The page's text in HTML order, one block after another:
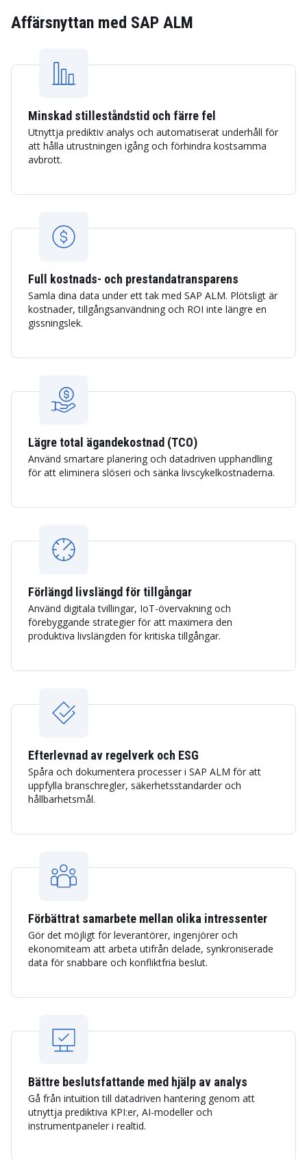
Affärsnyttan med SAP ALM
Minskad stilleståndstid och färre fel
Utnyttja prediktiv analys och automatiserat underhåll för
att hålla utrustningen igång och förhindra kostsamma
avbrott.
Full kostnads- och prestandatransparens
Samla dina data under ett tak med SAP ALM. Plötsligt är
kostnader, tillgångsanvändning och ROI inte längre en
gissningslek.
Lägre total ägandekostnad (TCO)
Använd smartare planering och datadriven upphandling
för att eliminera slöseri och sänka livscykelkostnaderna.
Förlängd livslängd för tillgångar
Använd digitala tvillingar, IoT-övervakning och
förebyggande strategier för att maximera den
produktiva livslängden för kritiska tillgångar.
Efterlevnad av regelverk och ESG
Spåra och dokumentera processer i SAP ALM för att
uppfylla branschregler, säkerhetsstandarder och
hållbarhetsmål.
Förbättrat samarbete mellan olika intressenter
Gör det möjligt för leverantörer, ingenjörer och
ekonomiteam att arbeta utifrån delade, synkroniserade
data för snabbare och konfliktfria beslut.
Bättre beslutsfattande med hjälp av analys
Gå från intuition till datadriven hantering genom att
utnyttja prediktiva KPI:er, AI-modeller och
instrumentpaneler i realtid.